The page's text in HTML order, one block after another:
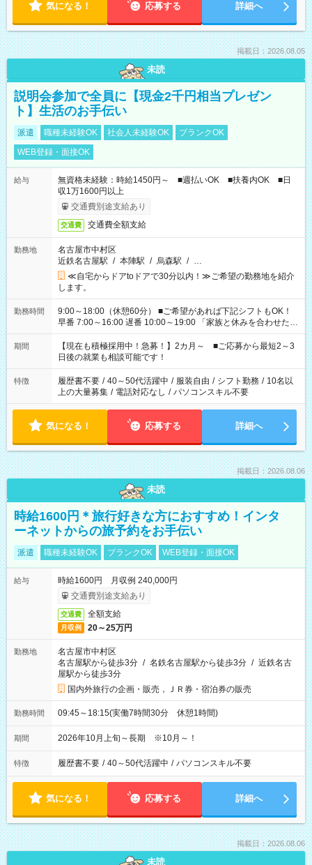
気になる！ 応募する 詳細へ
掲載日：2026.08.05
未読
説明会参加で全員に【現金2千円相当プレゼン
ト】生活のお手伝い
派遣 職種未経験OK 社会人未経験OK
ブランクOK
WEB登録・面接OK
給与
無資格未経験：時給1450円～ ■週払いOK ■扶養内OK ■日
収1万1600円以上
交通費別途支給あり
交通費 交通費全額支給
勤務地
名古屋市中村区
近鉄名古屋駅 / 本陣駅 / 烏森駅 / …
≪自宅からドアtoドアで30分以内！≫ご希望の勤務地を紹介
します。
勤務時間
9:00～18:00（休憩60分） ■ご希望があれば下記シフトもOK！
早番 7:00～16:00 遅番 10:00～19:00 「家族と休みを合わせた
い」 「余裕を持って夕飯の準備がしたい」 「できれば残業はし
たくない」 など、ご希望を教えてくださいね。 ※Wワーク希望
の方へ 今ご覧のお仕事で希望する勤務時間と、もう1つのお仕事
の勤務時間。 合計で週40時間を超える場合は応募できません。
期間
【現在も積極採用中！急募！】2カ月～ ■ご応募から最短2～3
日後の就業も相談可能です！
特徴 履歴書不要 / 40～50代活躍中 / 服装自由 / シフト勤務 / 10名以
上の大量募集 / 電話対応なし / パソコンスキル不要
気になる！ 応募する 詳細へ
掲載日：2026.08.06
未読
時給1600円＊旅行好きな方におすすめ！インタ
ーネットからの旅予約をお手伝い
派遣 職種未経験OK ブランクOK WEB登録・面接OK
給与
時給1600円 月収例 240,000円
交通費別途支給あり
交通費 全額支給
月収例 20～25万円
勤務地
名古屋市中村区
名古屋駅から徒歩3分 / 名鉄名古屋駅から徒歩3分 / 近鉄名古
屋駅から徒歩3分
国内外旅行の企画・販売，ＪＲ券・宿泊券の販売
勤務時間 09:45～18:15(実働7時間30分 休憩1時間)
期間 2026年10月上旬～長期 ※10月～！
特徴 履歴書不要 / 40～50代活躍中 / パソコンスキル不要
気になる！ 応募する 詳細へ
掲載日：2026.08.06
未読